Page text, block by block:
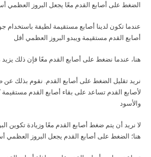
.الضغط على أصابع القدم معًا يجعل البروز العظمي
أصابع القدم مستقيمة ويبدو البروز العظمي أقل
.هنا، عندما نضغط على أصابع القدم معًا فإن ذلك
لأصابع القدم تساعد على بقاء أصابع القدم مستقيمة
والأسود
هنا؛ الضغط على أصابع القدم يجعل البروز العظمي